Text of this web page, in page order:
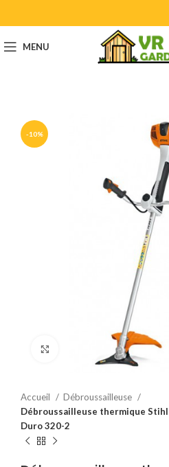
MENU
-10%
Click to enlarge
Accueil
Débroussailleuse
Débroussailleuse thermique Stihl
Duro 320-2